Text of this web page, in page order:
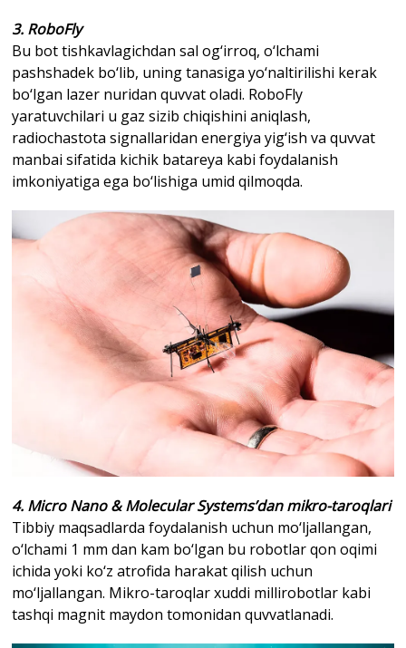
3. RoboFly
Bu bot tishkavlagichdan sal og‘irroq, o‘lchami
pashshadek bo‘lib, uning tanasiga yo‘naltirilishi kerak
bo‘lgan lazer nuridan quvvat oladi. RoboFly
yaratuvchilari u gaz sizib chiqishini aniqlash,
radiochastota signallaridan energiya yig‘ish va quvvat
manbai sifatida kichik batareya kabi foydalanish
imkoniyatiga ega bo‘lishiga umid qilmoqda.
4. Micro Nano & Molecular Systems’dan mikro-taroqlari
Tibbiy maqsadlarda foydalanish uchun mo‘ljallangan,
o‘lchami 1 mm dan kam bo‘lgan bu robotlar qon oqimi
ichida yoki ko‘z atrofida harakat qilish uchun
mo‘ljallangan. Mikro-taroqlar xuddi millirobotlar kabi
tashqi magnit maydon tomonidan quvvatlanadi.